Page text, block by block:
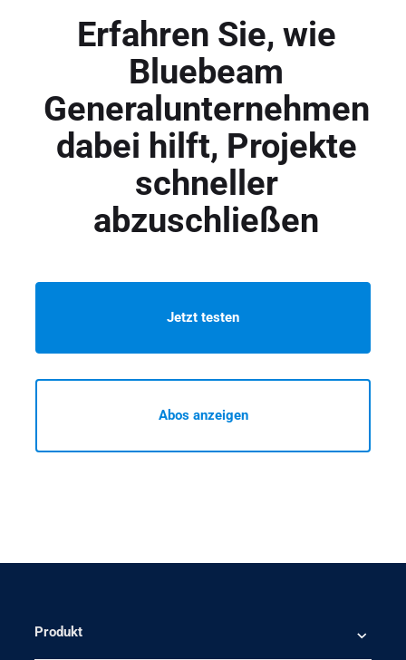
Erfahren Sie, wie
Bluebeam
Generalunternehmen
dabei hilft, Projekte
schneller
abzuschließen
Jetzt testen
Abos anzeigen
Produkt